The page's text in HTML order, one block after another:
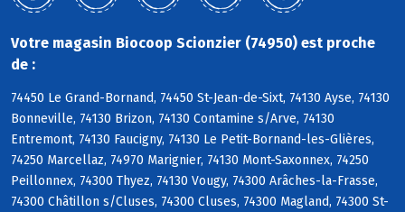
Votre magasin Biocoop Scionzier (74950) est proche
de :
74450 Le Grand-Bornand, 74450 St-Jean-de-Sixt, 74130 Ayse, 74130
Bonneville, 74130 Brizon, 74130 Contamine s/Arve, 74130
Entremont, 74130 Faucigny, 74130 Le Petit-Bornand-les-Glières,
74250 Marcellaz, 74970 Marignier, 74130 Mont-Saxonnex, 74250
Peillonnex, 74300 Thyez, 74130 Vougy, 74300 Arâches-la-Frasse,
74300 Châtillon s/Cluses, 74300 Cluses, 74300 Magland, 74300 St-